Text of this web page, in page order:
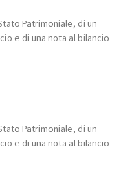
Patrimoniale, di un
e di una nota al bilancio
Patrimoniale, di un
e di una nota al bilancio